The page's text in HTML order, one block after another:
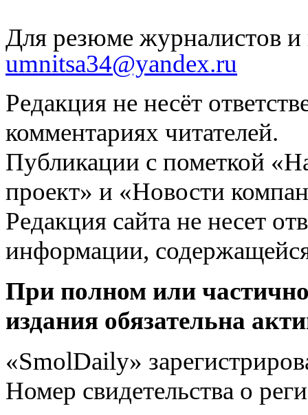
Для резюме журналистов и
umnitsa34@yandex.ru
Редакция не несёт
комментариях читателей.
Публикации с пометкой
проект» и «Новости
Редакция сайта не несет
информации,
При полном или
издания обязательна
«SmolDaily»
Номер свидетельства о